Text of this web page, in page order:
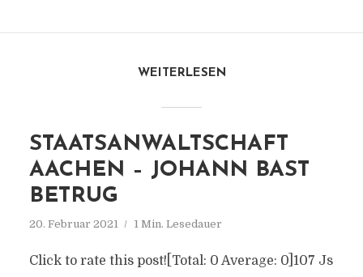
WEITERLESEN
STAATSANWALTSCHAFT
AACHEN – JOHANN BAST
BETRUG
20. Februar 2021 1 Min. Lesedauer
Click to rate this post![Total: 0 Average: 0]107 Js